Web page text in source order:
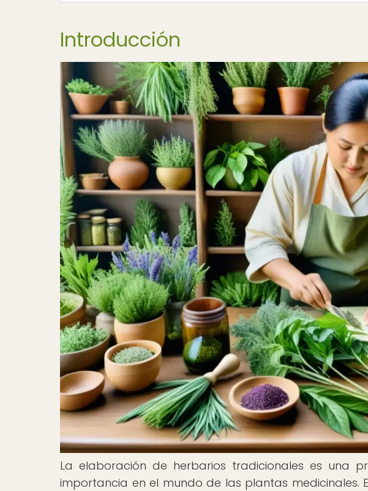
Introducción
La elaboración de herbarios tradicionales es una
importancia en el mundo de las plantas medicinales.